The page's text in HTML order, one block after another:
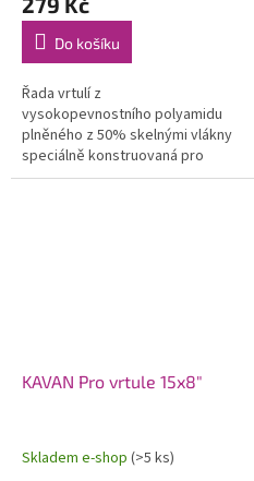
Do košíku
Řada vrtulí z
vysokopevnostního polyamidu
plněného z 50% skelnými vlákny
speciálně konstruovaná pro
modely se spalovacími motory.
KAVAN Pro vrtule 15x8"
Skladem e-shop (>5 ks)